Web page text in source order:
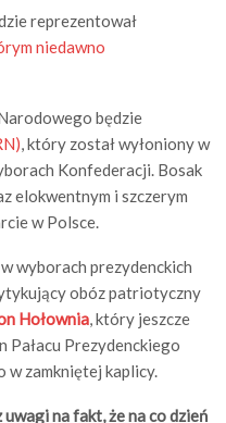
reprezentował
niedawno
będzie
, który został wyłoniony w
Konfederacji. Bosak
elokwentnym i szczerym
w Polsce.
wyborach prezydenckich
obóz patriotyczny
Hołownia, który jeszcze
Pałacu Prezydenckiego
w zamkniętej kaplicy.
na fakt, że na co dzień